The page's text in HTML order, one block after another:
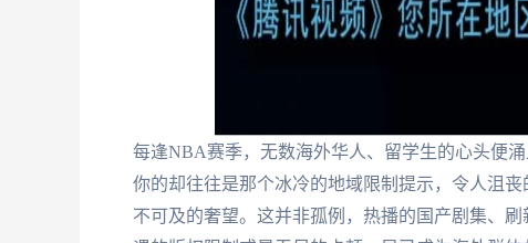
每逢NBA赛季，无数海外华人、留学生的心头便
你的却往往是那个冰冷的地域限制提示，令人沮
不可及的奢望。这并非孤例，热播的国产剧集、